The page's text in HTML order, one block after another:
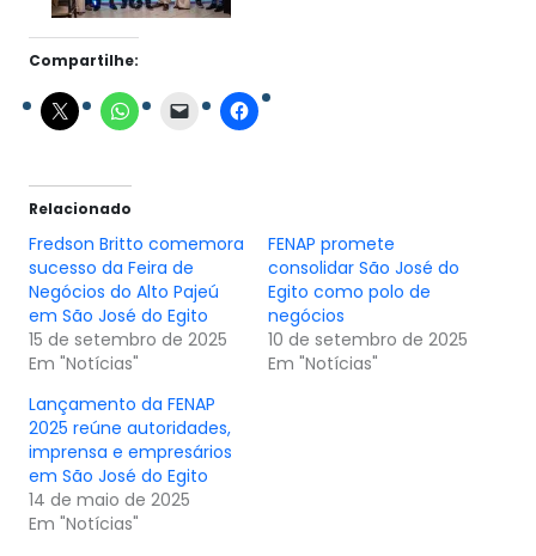
Compartilhe:
Relacionado
Fredson Britto comemora
sucesso da Feira de
Negócios do Alto Pajeú
em São José do Egito
15 de setembro de 2025
Em "Notícias"
FENAP promete
consolidar São José do
Egito como polo de
negócios
10 de setembro de 2025
Em "Notícias"
Lançamento da FENAP
2025 reúne autoridades,
imprensa e empresários
em São José do Egito
14 de maio de 2025
Em "Notícias"